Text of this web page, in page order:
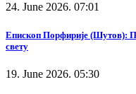
24. June 2026. 07:01
Епископ Порфирије (Шутов):
свету
19. June 2026. 05:30